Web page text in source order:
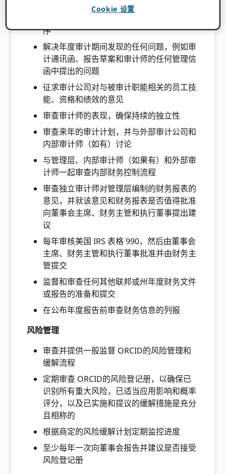
查经审计的财务报表，并听取审计师对以下
序
解决年度审计期间发现的任何问题，例如审
计通讯函、报告草案和审计师的任何管理信
函中提出的问题
征求审计公司对与被审计职能相关的员工技
能、资格和绩效的意见
审查审计师的表现，确保持续的独立性
审查来年的审计计划，并与外部审计公司和
内部审计师（如有）讨论
与管理层、内部审计师（如果有）和外部审
计师一起审查内部财务控制流程
审查独立审计师对管理层编制的财务报表的
意见，并就该意见和财务报表是否值得批准
向董事会主席、财务主管和执行董事提出建
议
每年审核美国 IRS 表格 990，然后由董事会
主席、财务主管和执行董事批准并由财务主
管提交
监督和审查任何其他联邦或州年度财务文件
或报告的准备和提交
在公布年度报告前审查财务信息的列报
风险管理
审查并提供一般监督 ORCID的风险管理和
缓解流程
定期审查 ORCID的风险登记册，以确保已
识别所有重大风险，已适当应用影响和概率
评分，以及已实施和提议的缓解措施是充分
且相称的
根据商定的风险缓解计划定期监控进度
至少每年一次向董事会报告并建议是否接受
风险登记册
Cookie 设置